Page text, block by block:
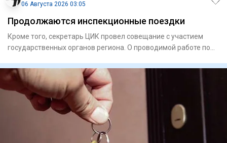
06 Августа 2026 03:05
Продолжаются инспекционные поездки
Кроме того, секретарь ЦИК провел совещание с участием
государственных органов региона. О проводимой работе по